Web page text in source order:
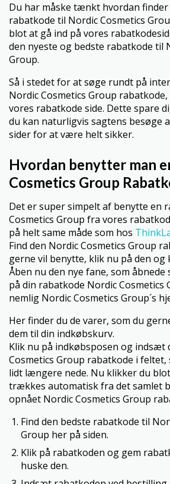
Du har måske tænkt hvordan finder
rabatkode til Nordic Cosmetics
blot at gå ind på vores
den nyeste og bedste rabatkode til
Group.
Så i stedet for at søge rundt på
Nordic Cosmetics Group
vores rabatkode side. Dette spare
du kan naturligvis sagtens besøge
sider for at være helt sikker.
Hvordan benytter man
Cosmetics Group
Det er super simpelt af benytte en
Cosmetics Group fra vores
på helt same måde som hos
Find den Nordic Cosmetics Group
gerne vil benytte, klik nu på den og
Åben nu den nye fane, som åbnede
på din rabatkode Nordic Cosmetics
nemlig Nordic Cosmetics Group´s
Her finder du de varer, som du
dem til din indkøbskurv.
Klik nu på indkøbsposen og indsæt
Cosmetics Group rabatkode i
lidt længere nede. Nu klikker du
trækkes automatisk fra det samlet
opnået Nordic Cosmetics Group
Find den bedste rabatkode til
Group her på siden.
Klik på rabatkoden og gem
huske den.